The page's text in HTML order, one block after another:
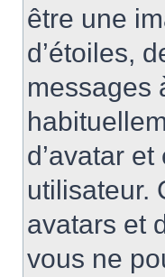
être une
d’étoiles,
messages
d’avatar
utilisateur.
avatars et
vous ne